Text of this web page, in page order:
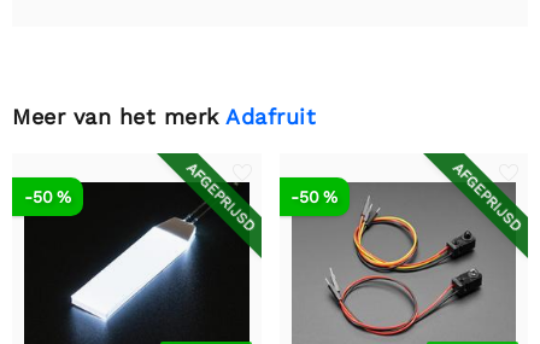
Meer van het merk Adafruit
AFGEPRIJSD
-50 % AFGEPRIJSD
-50 %